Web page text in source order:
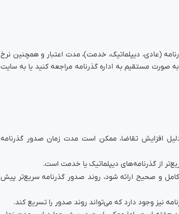
(عادی، دیپلماتیک، خدمت)، مدت اعتبار و همچنین نرخ
به صورت مستقیم به اداره گذرنامه مراجعه کنید یا به سایت
افزایش تقاضا، ممکن است مدت زمان صدور گذرنامه
از گذرنامه‌های دیپلماتیک یا خدمت است.
و صحیح ارائه شود، روند صدور گذرنامه سریع‌تر پیش
نیز وجود دارد که می‌تواند روند صدور را تسریع کند.